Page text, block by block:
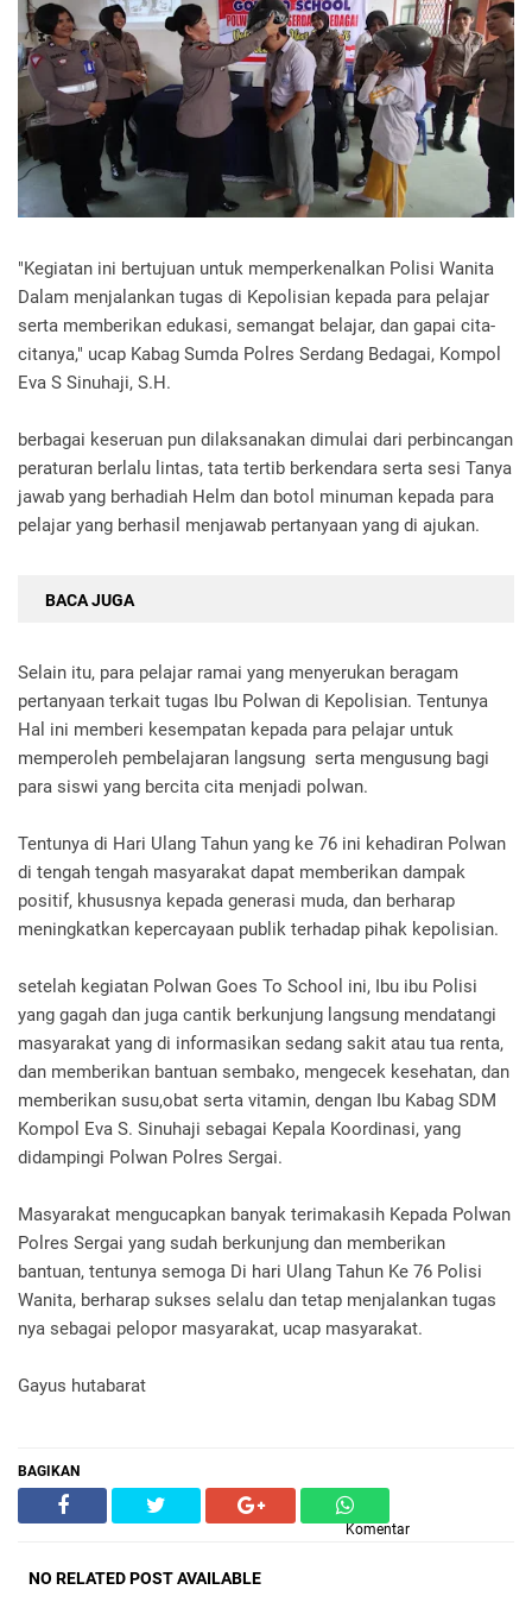
"Kegiatan ini bertujuan untuk memperkenalkan Polisi Wanita
Dalam menjalankan tugas di Kepolisian kepada para pelajar
serta memberikan edukasi, semangat belajar, dan gapai cita-
citanya," ucap Kabag Sumda Polres Serdang Bedagai, Kompol
Eva S Sinuhaji, S.H.
berbagai keseruan pun dilaksanakan dimulai dari perbincangan
peraturan berlalu lintas, tata tertib berkendara serta sesi Tanya
jawab yang berhadiah Helm dan botol minuman kepada para
pelajar yang berhasil menjawab pertanyaan yang di ajukan.
BACA JUGA
Selain itu, para pelajar ramai yang menyerukan beragam
pertanyaan terkait tugas Ibu Polwan di Kepolisian. Tentunya
Hal ini memberi kesempatan kepada para pelajar untuk
memperoleh pembelajaran langsung serta mengusung bagi
para siswi yang bercita cita menjadi polwan.
Tentunya di Hari Ulang Tahun yang ke 76 ini kehadiran Polwan
di tengah tengah masyarakat dapat memberikan dampak
positif, khususnya kepada generasi muda, dan berharap
meningkatkan kepercayaan publik terhadap pihak kepolisian.
setelah kegiatan Polwan Goes To School ini, Ibu ibu Polisi
yang gagah dan juga cantik berkunjung langsung mendatangi
masyarakat yang di informasikan sedang sakit atau tua renta,
dan memberikan bantuan sembako, mengecek kesehatan, dan
memberikan susu,obat serta vitamin, dengan Ibu Kabag SDM
Kompol Eva S. Sinuhaji sebagai Kepala Koordinasi, yang
didampingi Polwan Polres Sergai.
Masyarakat mengucapkan banyak terimakasih Kepada Polwan
Polres Sergai yang sudah berkunjung dan memberikan
bantuan, tentunya semoga Di hari Ulang Tahun Ke 76 Polisi
Wanita, berharap sukses selalu dan tetap menjalankan tugas
nya sebagai pelopor masyarakat, ucap masyarakat.
Gayus hutabarat
BAGIKAN
Komentar
NO RELATED POST AVAILABLE